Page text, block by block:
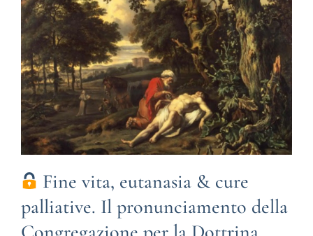
Fine vita, eutanasia & cure
palliative. Il pronunciamento della